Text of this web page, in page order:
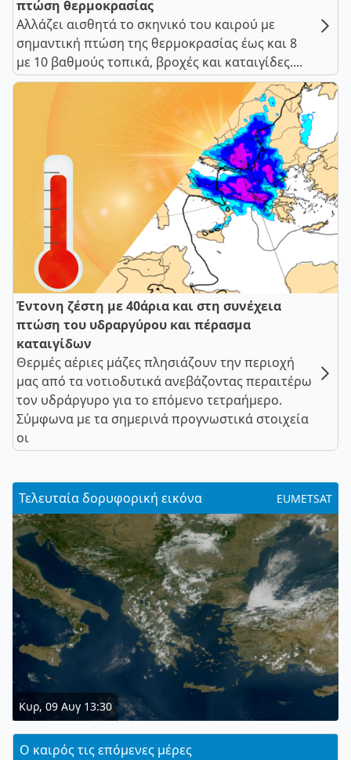
πτώση θερμοκρασίας
Αλλάζει αισθητά το σκηνικό του καιρού με
σημαντική πτώση της θερμοκρασίας έως και 8
με 10 βαθμούς τοπικά, βροχές και καταιγίδες....
Έντονη ζέστη με 40άρια και στη συνέχεια
πτώση του υδραργύρου και πέρασμα
καταιγίδων
Θερμές αέριες μάζες πλησιάζουν την περιοχή
μας από τα νοτιοδυτικά ανεβάζοντας περαιτέρω
τον υδράργυρο για το επόμενο τετραήμερο.
Σύμφωνα με τα σημερινά προγνωστικά στοιχεία
οι
Τελευταία δορυφορική εικόνα EUMETSAT
Κυρ, 09 Αυγ 13:30
Ο καιρός τις επόμενες μέρες